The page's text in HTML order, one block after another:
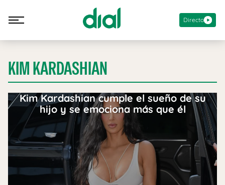
Directo
KIM KARDASHIAN
Kim Kardashian cumple el sueño de su
hijo y se emociona más que él